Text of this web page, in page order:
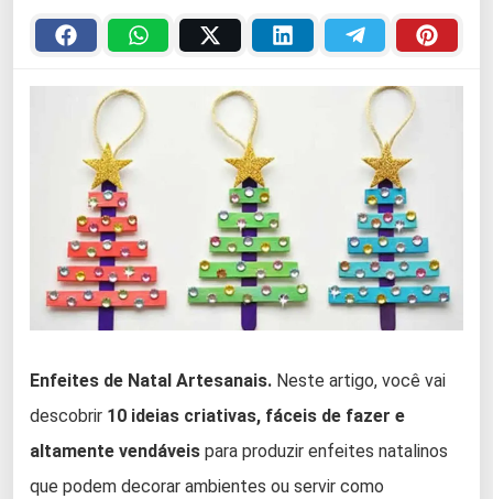
Enfeites de Natal Artesanais. Neste artigo, você vai
descobrir 10 ideias criativas, fáceis de fazer e
altamente vendáveis para produzir enfeites natalinos
que podem decorar ambientes ou servir como